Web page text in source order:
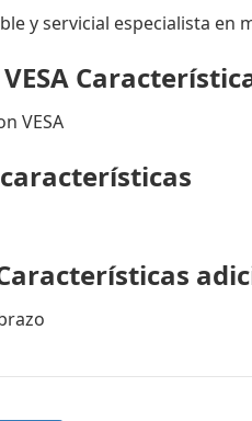
y servicial especialista en